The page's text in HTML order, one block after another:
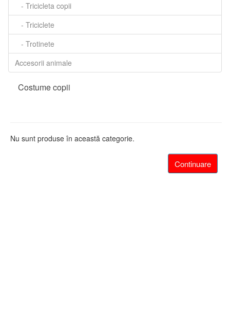
- Tricicleta copii
- Triciclete
- Trotinete
Accesorii animale
Costume copii
Nu sunt produse în această categorie.
Continuare